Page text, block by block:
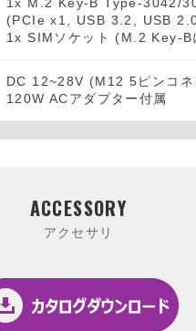
(PCIe x1, USB 3.2, USB
1x SIMソケット (M.2 Key-B
DC 12~28V (M12 5ピンコネ
120W ACアダプター付属
ACCESSORY
アクセサリ